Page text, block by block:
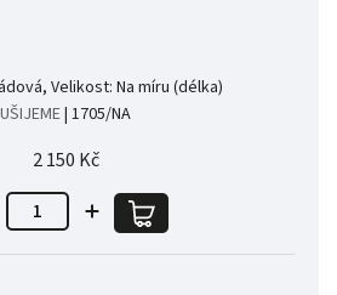
Velikost: Na míru (délka)
UŠIJEME| 1705/NA
2 150 Kč